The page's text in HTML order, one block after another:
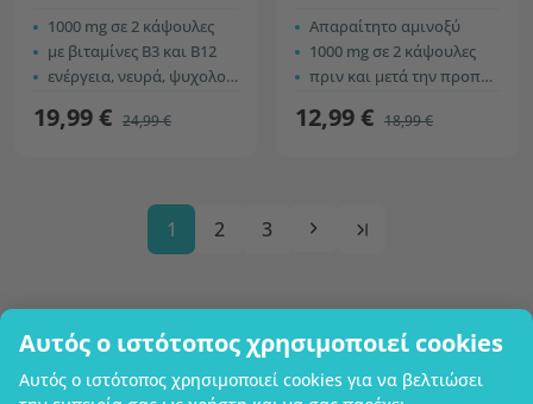
Αυτός ο ιστότοπος χρησιμοποιεί cookies
Αυτός ο ιστότοπος χρησιμοποιεί cookies για να βελτιώσει
1000 mg σε 2 κάψουλες
με βιταμίνες B3 και B12
ενέργεια, νευρά, ψυχολογική λειτουργία
19,99 € 24,99 €
Απαραίτητο αμινοξύ
1000 mg σε 2 κάψουλες
πριν και μετά την προπόνηση
12,99 € 18,99 €
1 2 3
Επωνυμία επιχείρησης